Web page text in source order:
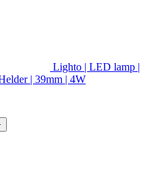
Lighto | LED lamp |
| 39mm | 4W